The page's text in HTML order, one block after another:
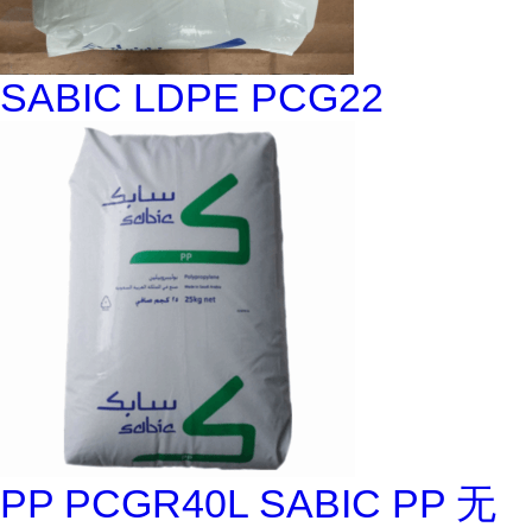
SABIC LDPE PCG22
PP PCGR40L SABIC PP 无